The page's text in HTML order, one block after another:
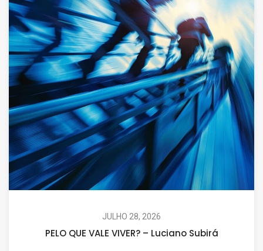
JULHO 28, 2026
PELO QUE VALE VIVER? – Luciano Subirá